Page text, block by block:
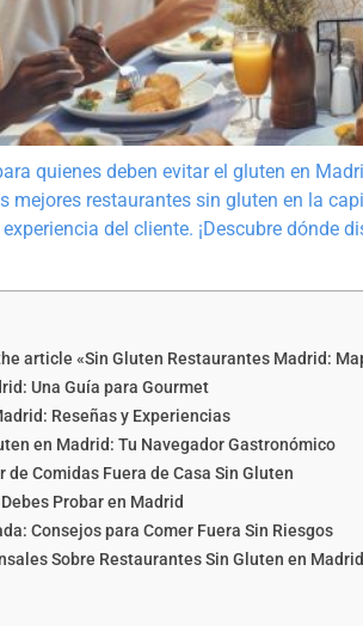
quienes deben evitar el gluten en
restaurantes sin gluten en la
del cliente. ¡Descubre dónde
article «Sin Gluten Restaurantes Madrid:
Una Guía para Gourmet
Reseñas y Experiencias
en Madrid: Tu Navegador Gastronómico
Comidas Fuera de Casa Sin Gluten
Probar en Madrid
Consejos para Comer Fuera Sin Riesgos
Sobre Restaurantes Sin Gluten en Madrid